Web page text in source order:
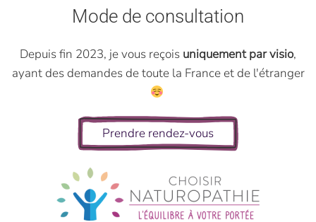
Mode de consultation
Depuis fin 2023, je vous reçois uniquement par visio,
ayant des demandes de toute la France et de l'étranger
Prendre rendez-vous